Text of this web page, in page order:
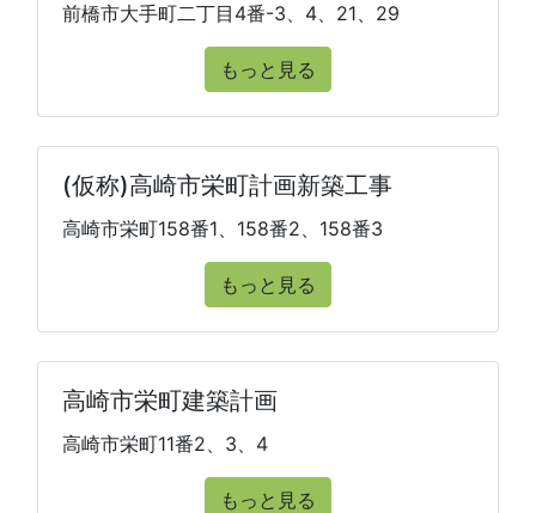
前橋市大手町二丁目4番-3、4、21、29
もっと見る
(仮称)高崎市栄町計画新築工事
高崎市栄町158番1、158番2、158番3
もっと見る
高崎市栄町建築計画
高崎市栄町11番2、3、4
もっと見る